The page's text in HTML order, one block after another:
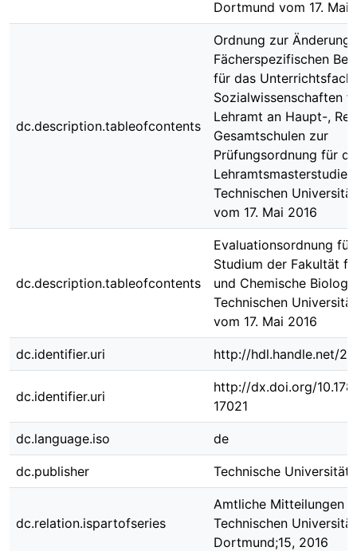
Dortmund vom 17. Mai
dc.description.tableofcontents
Ordnung zur Änderung
Fächerspezifischen
für das Unterrichtsfach
Sozialwissenschaften
Lehramt an Haupt-,
Gesamtschulen zur
Prüfungsordnung für
Technischen
vom 17. Mai 2016
dc.description.tableofcontents
Evaluationsordnung
Studium der Fakultät
und Chemische
Technischen
vom 17. Mai 2016
dc.identifier.uri http://hdl.handle.net/
dc.identifier.uri
http://dx.doi.org/
17021
dc.language.iso de
dc.publisher Technische Universität
dc.relation.ispartofseries
Amtliche Mitteilungen
Technischen Universität
Dortmund;15, 2016